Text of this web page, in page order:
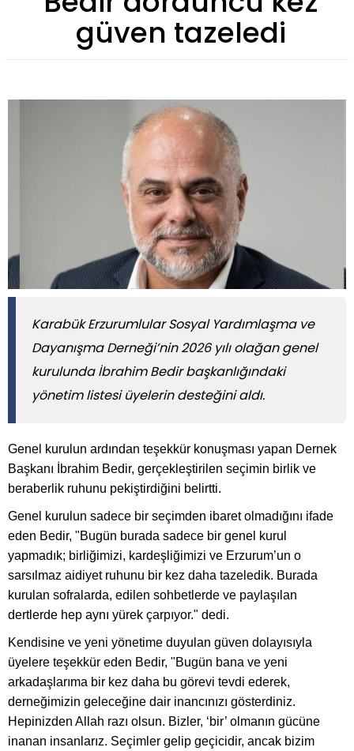
güven tazeledi
Karabük Erzurumlular Sosyal Yardımlaşma ve
Dayanışma Derneği’nin 2026 yılı olağan genel
kurulunda İbrahim Bedir başkanlığındaki
yönetim listesi üyelerin desteğini aldı.
Genel kurulun ardından teşekkür konuşması yapan Dernek
Başkanı İbrahim Bedir, gerçekleştirilen seçimin birlik ve
beraberlik ruhunu pekiştirdiğini belirtti.
Genel kurulun sadece bir seçimden ibaret olmadığını ifade
eden Bedir, "Bugün burada sadece bir genel kurul
yapmadık; birliğimizi, kardeşliğimizi ve Erzurum’un o
sarsılmaz aidiyet ruhunu bir kez daha tazeledik. Burada
kurulan sofralarda, edilen sohbetlerde ve paylaşılan
dertlerde hep aynı yürek çarpıyor." dedi.
Kendisine ve yeni yönetime duyulan güven dolayısıyla
üyelere teşekkür eden Bedir, "Bugün bana ve yeni
arkadaşlarıma bir kez daha bu görevi tevdi ederek,
derneğimizin geleceğine dair inancınızı gösterdiniz.
Hepinizden Allah razı olsun. Bizler, ‘bir’ olmanın gücüne
inanan insanlarız. Seçimler gelip geçicidir, ancak bizim